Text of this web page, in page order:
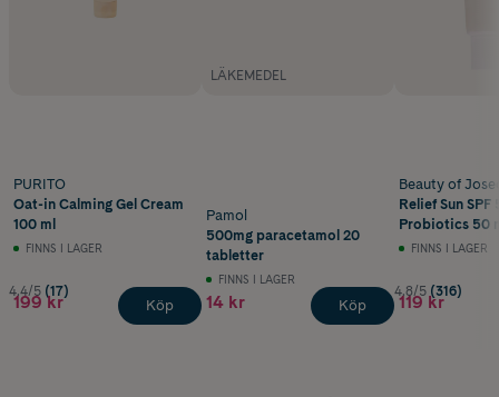
PURITO
Oat-in Calming Gel Cream
100 ml
FINNS I LAGER
4.4/5 (17)
199 kr Köp
LÄKEMEDEL
Pamol
500mg paracetamol 20
tabletter
FINNS I LAGER
14 kr Köp
Beauty of
Relief Sun SPF
Probiotics 50
FINNS I LAGER
4.8/5 (316)
119 kr